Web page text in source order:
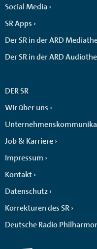
Social Media
SR Apps
Der SR in der ARD
Der SR in der ARD
DER SR
Wir über uns
Job & Karriere
Impressum
Kontakt
Datenschutz
Korrekturen des SR
Deutsche Radio